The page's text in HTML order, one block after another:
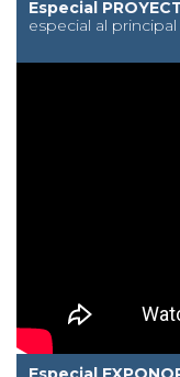
Especial
especial al